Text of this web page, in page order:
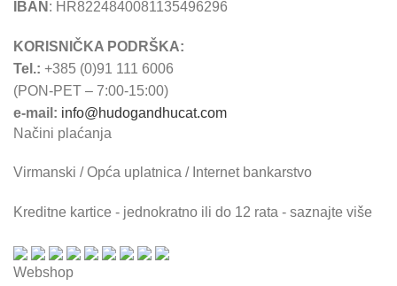
IBAN : HR8224840081135496296
KORISNIČKA PODRŠKA:
Tel.: +385 (0)91 111 6006
(PON-PET – 7:00-15:00)
e-mail: info@hudogandhucat.com
Načini plaćanja
Virmanski / Opća uplatnica / Internet bankarstvo
Kreditne kartice - jednokratno ili do 12 rata - saznajte više
Webshop